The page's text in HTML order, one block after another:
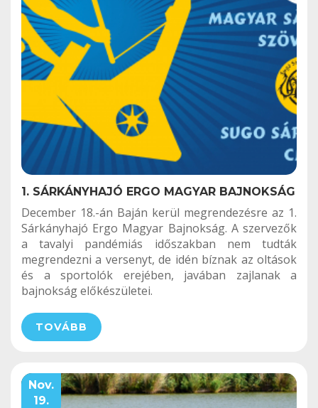
1. SÁRKÁNYHAJÓ ERGO MAGYAR BAJNOKSÁG
December 18.-án Baján kerül megrendezésre az 1.
Sárkányhajó Ergo Magyar Bajnokság. A szervezők
a tavalyi pandémiás időszakban nem tudták
megrendezni a versenyt, de idén bíznak az oltások
és a sportolók erejében, javában zajlanak a
bajnokság előkészületei.
TOVÁBB
Nov.
19.